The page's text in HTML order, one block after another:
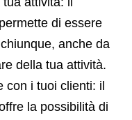
di essere
anche da
della tua attività.
con i tuoi clienti: il
la possibilità di